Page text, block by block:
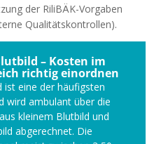
der RiliBÄK-Vorgaben
Qualitätskontrollen).
– Kosten im
richtig einordnen
ist eine der häufigsten
wird ambulant über die
kleinem Blutbild und
abgerechnet. Die